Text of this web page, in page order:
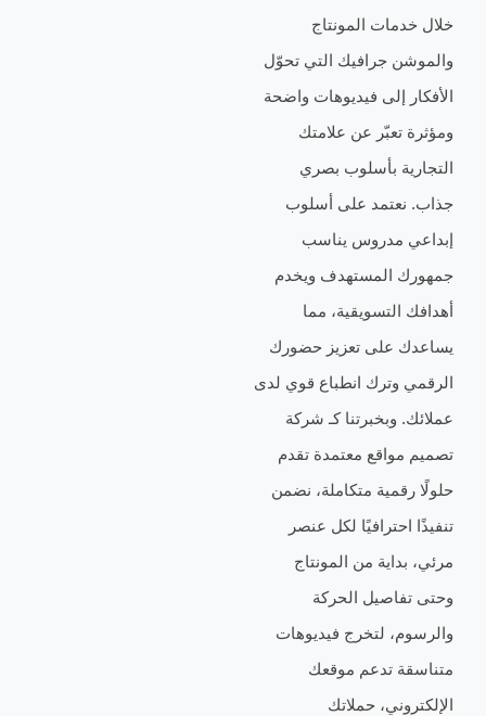
المونتاج
جرافيك التي تحوّل
إلى فيديوهات واضحة
عن علامتك
بأسلوب بصري
على أسلوب
مدروس يناسب
المستهدف ويخدم
مما
على تعزيز حضورك
وترك انطباع قوي لدى
كـ شركة
معتمدة تقدم
متكاملة، نضمن
لكل عنصر
من المونتاج
الحركة
لتخرج فيديوهات
تدعم موقعك
حملاتك